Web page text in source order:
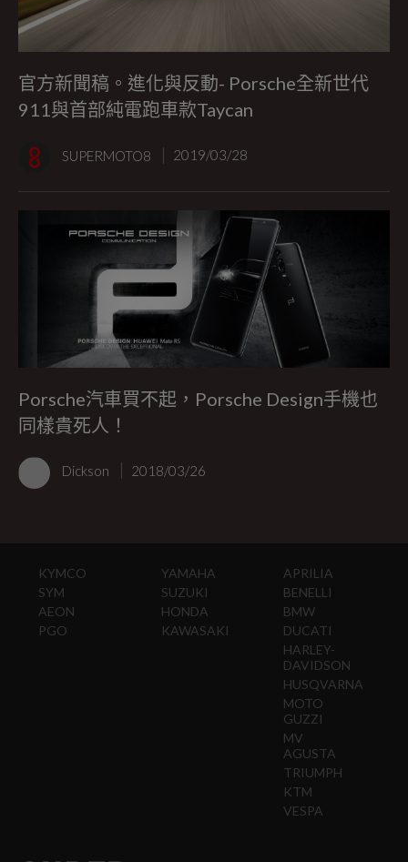
官方新聞稿。進化與反動- Porsche全新世代
911與首部純電跑車款Taycan
SUPERMOTO8 2019/03/28
Porsche汽車買不起，Porsche Design手機也
同樣貴死人！
Dickson 2018/03/26
KYMCO
SYM
AEON
PGO
YAMAHA
SUZUKI
HONDA
KAWASAKI
APRILIA
BENELLI
BMW
DUCATI
HARLEY-
DAVIDSON
HUSQVARNA
MOTO
GUZZI
MV
AGUSTA
TRIUMPH
KTM
VESPA